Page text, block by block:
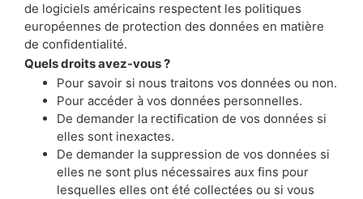
de logiciels américains respectent les politiques
européennes de protection des données en matière
de confidentialité.
Quels droits avez-vous ?
Pour savoir si nous traitons vos données ou non.
Pour accéder à vos données personnelles.
De demander la rectification de vos données si
elles sont inexactes.
De demander la suppression de vos données si
elles ne sont plus nécessaires aux fins pour
lesquelles elles ont été collectées ou si vous